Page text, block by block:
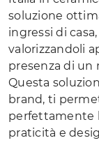
soluzione
ingressi di
valorizzandoli
presenza di un
Questa
brand, ti
perfettamente
praticità e